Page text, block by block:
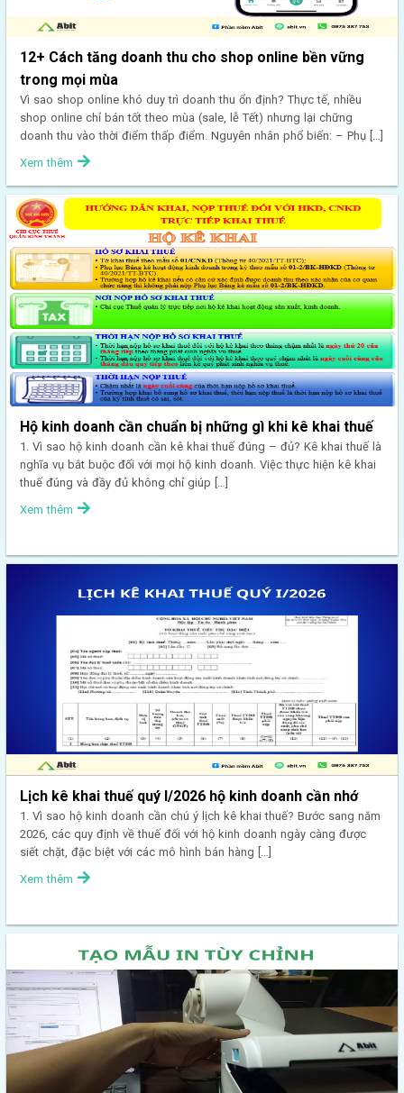
12+ Cách tăng doanh thu cho shop online bền vững
trong mọi mùa
Vì sao shop online khó duy trì doanh thu ổn định? Thực tế, nhiều
shop online chỉ bán tốt theo mùa (sale, lễ Tết) nhưng lại chững
doanh thu vào thời điểm thấp điểm. Nguyên nhân phổ biến: – Phụ […]
Xem thêm
Hộ kinh doanh cần chuẩn bị những gì khi kê khai thuế
1. Vì sao hộ kinh doanh cần kê khai thuế đúng – đủ? Kê khai thuế là
nghĩa vụ bắt buộc đối với mọi hộ kinh doanh. Việc thực hiện kê khai
thuế đúng và đầy đủ không chỉ giúp […]
Xem thêm
Lịch kê khai thuế quý I/2026 hộ kinh doanh cần nhớ
1. Vì sao hộ kinh doanh cần chú ý lịch kê khai thuế? Bước sang năm
2026, các quy định về thuế đối với hộ kinh doanh ngày càng được
siết chặt, đặc biệt với các mô hình bán hàng […]
Xem thêm